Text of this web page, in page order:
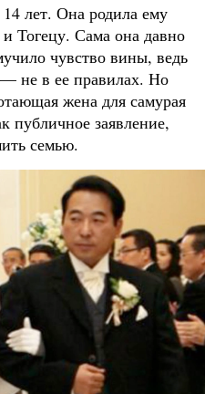
лет. Она родила ему
Тогецу. Сама она давно
чувство вины, ведь
не в ее правилах. Но
жена для самурая
публичное заявление,
семью.